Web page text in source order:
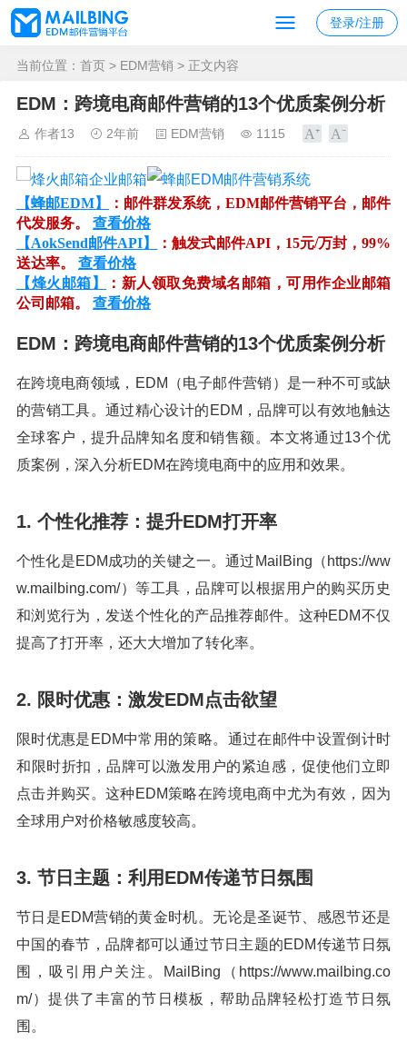
登录/注册
当前位置： 首页 > EDM营销 > 正文内容
EDM：跨境电商邮件营销的13个优质案例分析
作者13 2年前 EDM营销 1115
【蜂邮EDM】
：邮件群发系统，EDM邮件营销平台，邮件
代发服务。 查看价格
【AokSend邮件API】
：触发式邮件API，15元/万封，99%
送达率。 查看价格
【烽火邮箱】
：新人领取免费域名邮箱，可用作企业邮箱
公司邮箱。 查看价格
EDM：跨境电商邮件营销的13个优质案例分析
在跨境电商领域，EDM（电子邮件营销）是一种不可或缺
的营销工具。通过精心设计的EDM，品牌可以有效地触达
全球客户，提升品牌知名度和销售额。本文将通过13个优
质案例，深入分析EDM在跨境电商中的应用和效果。
1. 个性化推荐：提升EDM打开率
个性化是EDM成功的关键之一。通过MailBing（https://ww
w.mailbing.com/）等工具，品牌可以根据用户的购买历史
和浏览行为，发送个性化的产品推荐邮件。这种EDM不仅
提高了打开率，还大大增加了转化率。
2. 限时优惠：激发EDM点击欲望
限时优惠是EDM中常用的策略。通过在邮件中设置倒计时
和限时折扣，品牌可以激发用户的紧迫感，促使他们立即
点击并购买。这种EDM策略在跨境电商中尤为有效，因为
全球用户对价格敏感度较高。
3. 节日主题：利用EDM传递节日氛围
节日是EDM营销的黄金时机。无论是圣诞节、感恩节还是
中国的春节，品牌都可以通过节日主题的EDM传递节日氛
围，吸引用户关注。MailBing（https://www.mailbing.co
m/）提供了丰富的节日模板，帮助品牌轻松打造节日氛
围。